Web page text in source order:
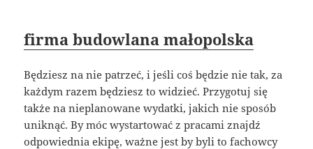
firma budowlana małopolska
Będziesz na nie patrzeć, i jeśli coś będzie nie tak, za
każdym razem będziesz to widzieć. Przygotuj się
także na nieplanowane wydatki, jakich nie sposób
uniknąć. By móc wystartować z pracami znajdź
odpowiednia ekipę, ważne jest by byli to fachowcy